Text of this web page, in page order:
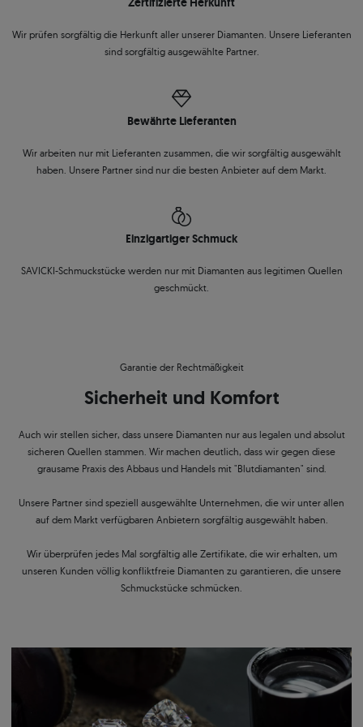
Wir prüfen sorgfältig die Herkunft aller unserer Diamanten. Unsere Lieferanten
sind sorgfältig ausgewählte Partner.
Bewährte Lieferanten
Wir arbeiten nur mit Lieferanten zusammen, die wir sorgfältig ausgewählt
haben. Unsere Partner sind nur die besten Anbieter auf dem Markt.
Einzigartiger Schmuck
SAVICKI-Schmuckstücke werden nur mit Diamanten aus legitimen Quellen
geschmückt.
Garantie der Rechtmäßigkeit
Sicherheit und Komfort
Auch wir stellen sicher, dass unsere Diamanten nur aus legalen und absolut
sicheren Quellen stammen. Wir machen deutlich, dass wir gegen diese
grausame Praxis des Abbaus und Handels mit "Blutdiamanten" sind.
Unsere Partner sind speziell ausgewählte Unternehmen, die wir unter allen
auf dem Markt verfügbaren Anbietern sorgfältig ausgewählt haben.
Wir überprüfen jedes Mal sorgfältig alle Zertifikate, die wir erhalten, um
unseren Kunden völlig konfliktfreie Diamanten zu garantieren, die unsere
Schmuckstücke schmücken.